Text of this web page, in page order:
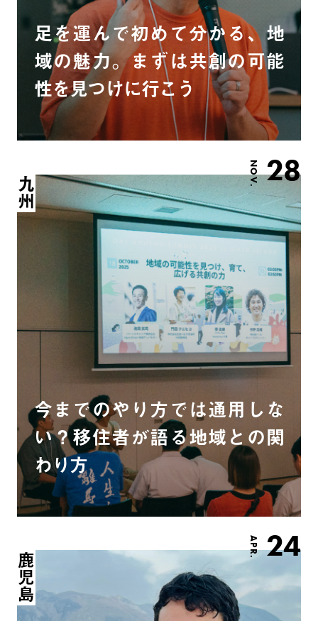
足を運んで初めて分かる、地
域の魅力。まずは共創の可能
性を見つけに行こう
NOV. 28
九州
今までのやり方では通用しな
い？移住者が語る地域との関
わり方
APR. 24
鹿児島